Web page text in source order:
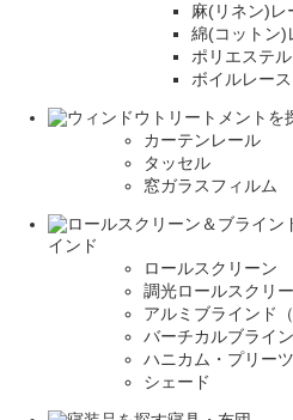
麻(リネン)レ
綿(コットン)
ポリエステ
ボイルレー
カーテンレール
タッセル
窓ガラスフィルム
インド
ロールスクリーン
調光ロールスクリ
アルミブラインド
バーチカルブライ
ハニカム・プリー
シェード